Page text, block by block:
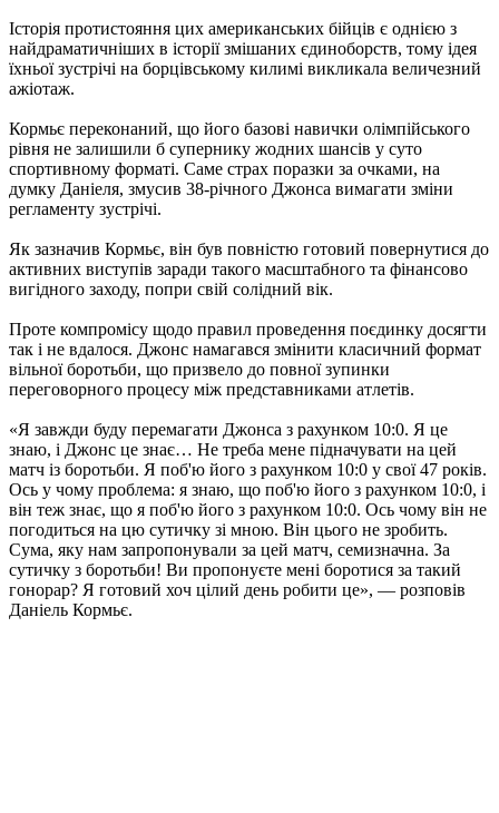
Історія протистояння цих американських бійців є однією з
найдраматичніших в історії змішаних єдиноборств, тому ідея
їхньої зустрічі на борцівському килимі викликала величезний
ажіотаж.
Кормьє переконаний, що його базові навички олімпійського
рівня не залишили б супернику жодних шансів у суто
спортивному форматі. Саме страх поразки за очками, на
думку Даніеля, змусив 38-річного Джонса вимагати зміни
регламенту зустрічі.
Як зазначив Кормьє, він був повністю готовий повернутися до
активних виступів заради такого масштабного та фінансово
вигідного заходу, попри свій солідний вік.
Проте компромісу щодо правил проведення поєдинку досягти
так і не вдалося. Джонс намагався змінити класичний формат
вільної боротьби, що призвело до повної зупинки
переговорного процесу між представниками атлетів.
«Я завжди буду перемагати Джонса з рахунком 10:0. Я це
знаю, і Джонс це знає… Не треба мене підначувати на цей
матч із боротьби. Я поб'ю його з рахунком 10:0 у свої 47 років.
Ось у чому проблема: я знаю, що поб'ю його з рахунком 10:0, і
він теж знає, що я поб'ю його з рахунком 10:0. Ось чому він не
погодиться на цю сутичку зі мною. Він цього не зробить.
Сума, яку нам запропонували за цей матч, семизначна. За
сутичку з боротьби! Ви пропонуєте мені боротися за такий
гонорар? Я готовий хоч цілий день робити це», — розповів
Даніель Кормьє.